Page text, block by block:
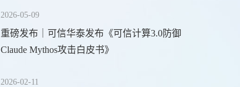
2026-05-09
重磅发布｜可信华泰发布《可信计算3.0防御
Claude Mythos攻击白皮书》
2026-02-11